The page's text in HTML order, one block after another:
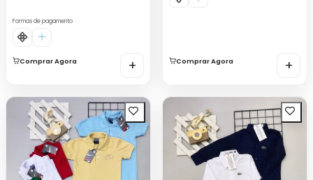
Formas de pagamento
Comprar Agora + Comprar Agora +